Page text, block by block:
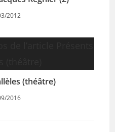
2012
(théâtre)
2016